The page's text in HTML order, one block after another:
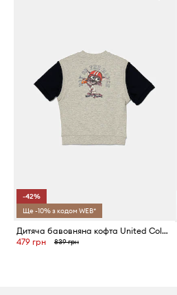
-42%
Ще -10% з кодом WEB*
Дитяча бавовняна кофта United Colors of Benetton
479 грн
839 грн